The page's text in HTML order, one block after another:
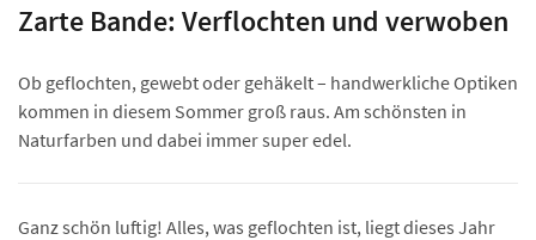
Zarte Bande: Verflochten und verwoben
Ob geflochten, gewebt oder gehäkelt – handwerkliche Optiken
kommen in diesem Sommer groß raus. Am schönsten in
Naturfarben und dabei immer super edel.
Ganz schön luftig! Alles, was geflochten ist, liegt dieses Jahr